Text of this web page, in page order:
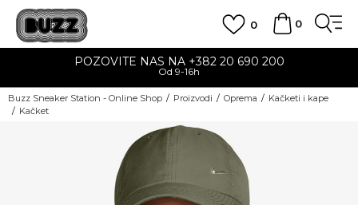
0
0
POZOVITE NAS NA +382 20 690 200
Od 9-16h
Buzz Sneaker Station - Online Shop Proizvodi Oprema
Kačketi i kape
Kačket